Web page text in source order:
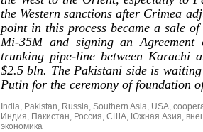
the Western sanctions after Crimea
point in this process became a sale
Mi-35M and signing an
trunking pipe-line between Karachi
$2.5 bln. The Pakistani side is
Putin for the ceremony of foundation
India Pakistan Russia Southern Asia USA
Индия Пакистан Россия США Южная Азия
экономика